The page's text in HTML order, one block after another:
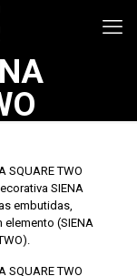
TWO
SIENA
embutidas,
elemento (SIENA
TWO